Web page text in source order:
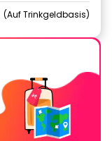
Auf Trinkgeldbasis